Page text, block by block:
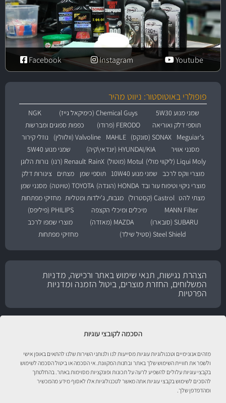
הסכמה לקובצי עוגיות
מזהים אנונימיים וטכנולוגיות עוגיות מסייעות לנו ולנותני השירות שלנו להתאים באופן אישי
ולשפר את חוויית השימוש שלך באתר ובחנות המקוונת. אי הסכמה או ביטול הסכמה לשימוש
בקבצי עוגיות עלולים להשפיע לרעה על תכונות ופונקציות מסוימות באתר. בהחלטתך
להסכים לשימוש בקבצי עוגיות אתה מאשר לטכנולוגיות אלו לאסוף מידע מהמכשיר
ומהדפדפן שלך.
Youtube
Instagram
Facebook
פופולרי באוטוסטור: ניווט מהיר
שמני מנוע 5W30 Chemical Guys (כימיקאל גייז)
NGK
תוספי דלק ואוריאה
FERODO (פרודו)
כפפות ספוגים ומברשות
Meguiar's
SONAX (סונקס) MAHLE Valvoline (וולוולין)
נוזלי קירור
מסנני אוויר
HYUNDAI/KIA (יונדאי\קיה)
שמני מנוע 5W40
Liqui Moly (ליקווי מולי)
Motul (מוטול) RainX Renault (רנו)
נורות הלוגן
מוצרי ווקס לרכב
שמני מנוע 10W40 תוספי שמן מצתים
צינורות דלק
מוצרי ניקוי וטיפוח עור ובד HONDA (הונדה) TOYOTA (טויוטה)
מסנני שמן
מצתי להט Castrol (קסטרול) מגבות, ג'ילדות ומטליות מחזיקי מפתחות
MANN Filter
מיכלים ומיכלי הקצפה
PHILIPS (פיליפס)
SUBARU (סובארו)
MAZDA (מאזדה)
מוצרי שמפו לרכב
Steel Shield (סטיל שילד)
מחזיקי מפתחות
הצהרת נגישות, תנאי שימוש באתר ורכישה, מדניות
המשלוחים, החזרת מוצרים, ביטול הזמנה ומדניות
הפרטיות